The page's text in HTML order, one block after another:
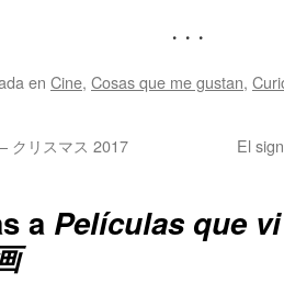
. . .
en Cine, Cosas que me gustan,
クリスマス 2017 El
a Películas que